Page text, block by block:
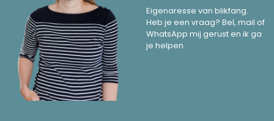
Eigenaresse van blikfang.
Heb je een vraag? Bel, mail of
WhatsApp mij gerust en ik ga
je helpen.